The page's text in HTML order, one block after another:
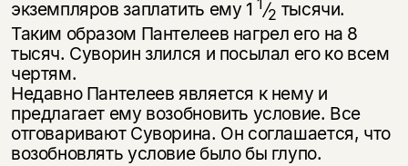
экземпляров заплатить ему 1 1/2 тысячи.
Таким образом Панте­леев нагрел его на 8
тысяч. Суворин злился и посылал его ко всем
чертям.
Недавно Пантелеев является к нему и
предлагает ему возобновить условие. Все
отговаривают Суворина. Он соглашается, что
возобновлять условие было бы глупо.